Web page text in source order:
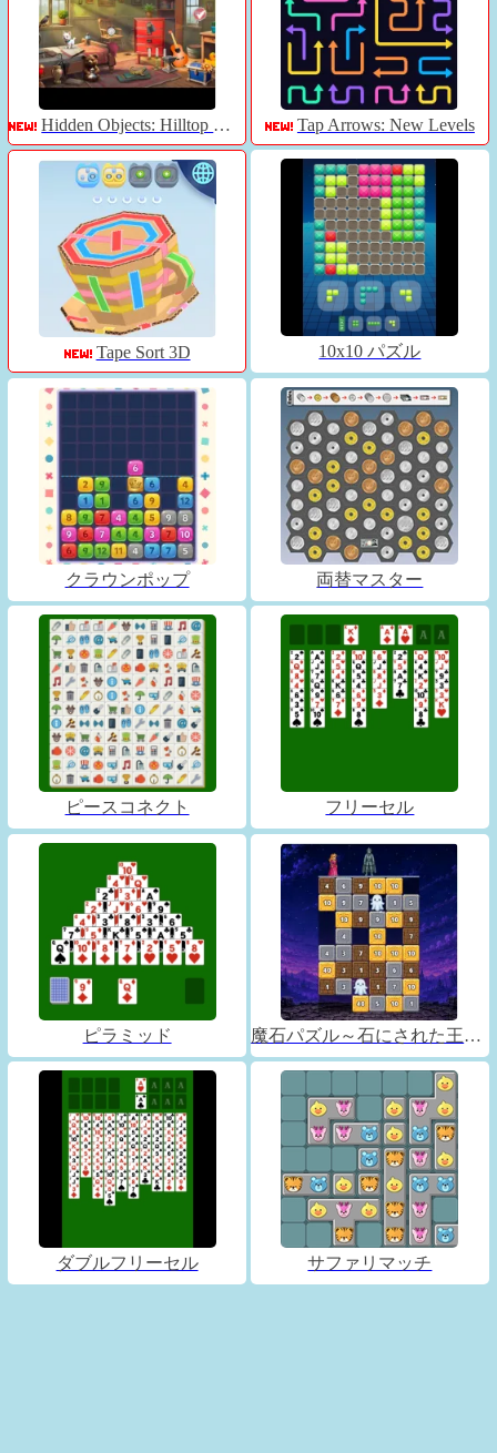
Hidden Objects: Hilltop Manor Tap Arrows: New Levels
Tape Sort 3D 10x10 パズル
クラウンポップ 両替マスター
ピースコネクト フリーセル
ピラミッド 魔石パズル～石にされた王子～
ダブルフリーセル サファリマッチ